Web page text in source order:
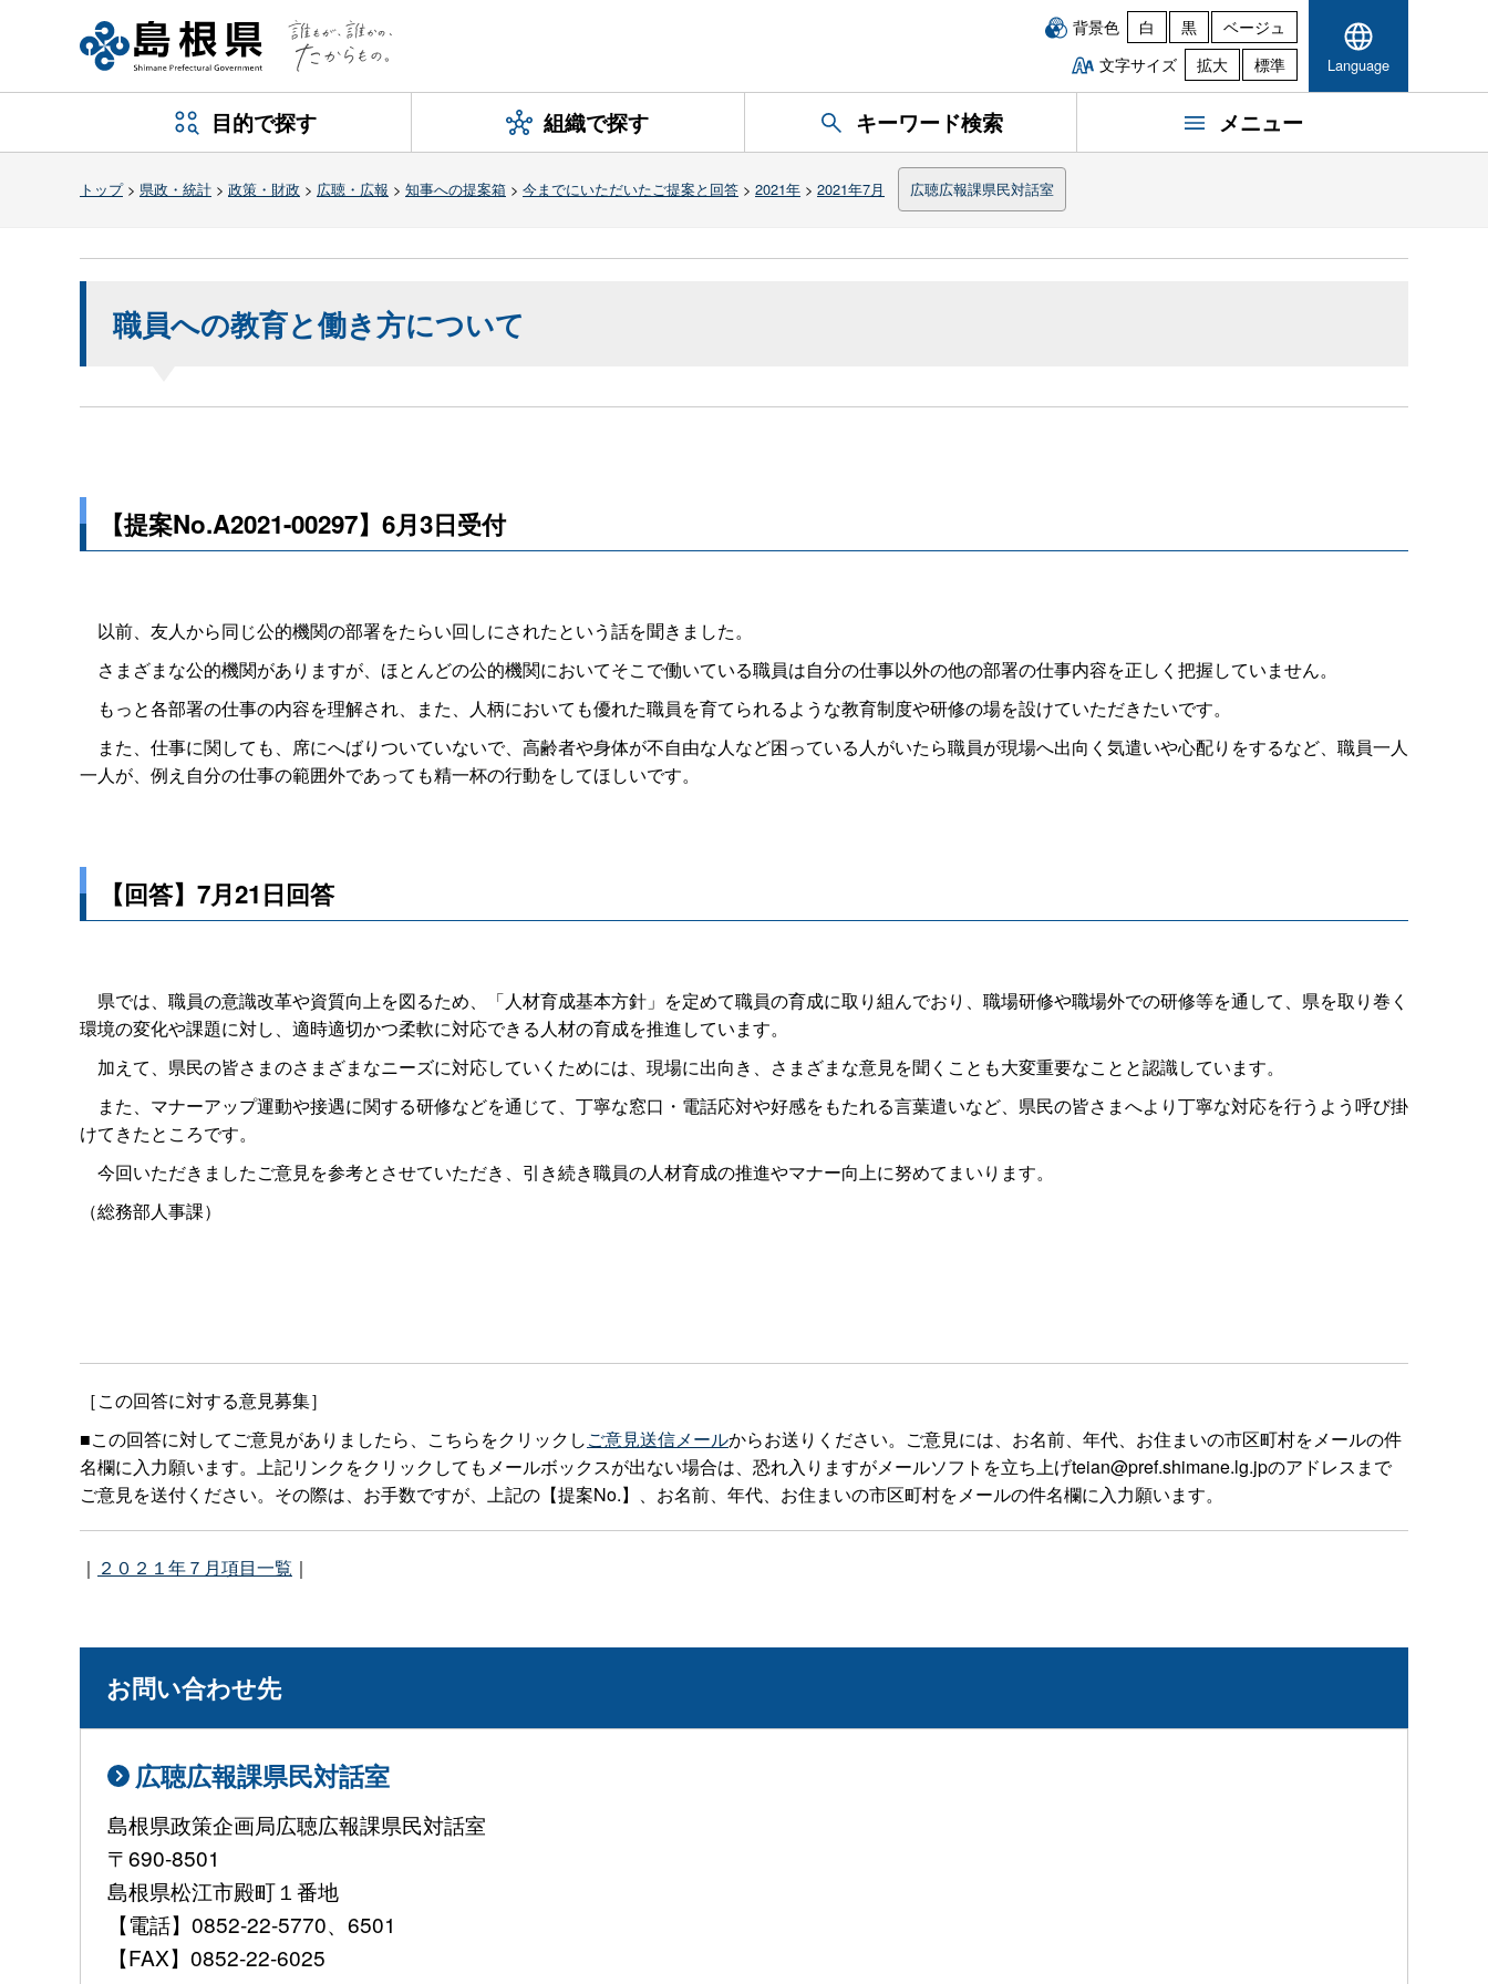
背景色 白 黒
ベージュ
文字サイズ
拡大 標準 Language
目的で探す 組織で探す キーワード検索 メニュー
トップ> 県政・統計 > 政策・財政 > 広聴・広報 > 知事への提案箱 > 今までにいただいたご提案と回答 > 2021年 > 2021年7月 広聴広報課県民対話室
職員への教育と働き方について
【提案No.A2021-00297】6月3日受付
以前、友人から同じ公的機関の部署をたらい回しにされたという話を聞きました。
さまざまな公的機関がありますが、ほとんどの公的機関においてそこで働いている職員は自分の仕事以外の他の部署の仕事内容を正しく把握していません。
もっと各部署の仕事の内容を理解され、また、人柄においても優れた職員を育てられるような教育制度や研修の場を設けていただきたいです。
また、仕事に関しても、席にへばりついていないで、高齢者や身体が不自由な人など困っている人がいたら職員が現場へ出向く気遣いや心配りをするなど、職員一人
一人が、例え自分の仕事の範囲外であっても精一杯の行動をしてほしいです。
【回答】7月21日回答
県では、職員の意識改革や資質向上を図るため、「人材育成基本方針」を定めて職員の育成に取り組んでおり、職場研修や職場外での研修等を通して、県を取り巻く
環境の変化や課題に対し、適時適切かつ柔軟に対応できる人材の育成を推進しています。
加えて、県民の皆さまのさまざまなニーズに対応していくためには、現場に出向き、さまざまな意見を聞くことも大変重要なことと認識しています。
また、マナーアップ運動や接遇に関する研修などを通じて、丁寧な窓口・電話応対や好感をもたれる言葉遣いなど、県民の皆さまへより丁寧な対応を行うよう呼び掛
けてきたところです。
今回いただきましたご意見を参考とさせていただき、引き続き職員の人材育成の推進やマナー向上に努めてまいります。
（総務部人事課）
［この回答に対する意見募集］
■この回答に対してご意見がありましたら、こちらをクリックしご意見送信メールからお送りください。ご意見には、お名前、年代、お住まいの市区町村をメールの件
名欄に入力願います。上記リンクをクリックしてもメールボックスが出ない場合は、恐れ入りますがメールソフトを立ち上げteian@pref.shimane.lg.jpのアドレスまで
ご意見を送付ください。その際は、お手数ですが、上記の【提案No.】、お名前、年代、お住まいの市区町村をメールの件名欄に入力願います。
｜ ２０２１年７月項目一覧 ｜
お問い合わせ先
広聴広報課県民対話室
島根県政策企画局広聴広報課県民対話室
〒690-8501
島根県松江市殿町１番地
【電話】0852-22-5770、6501
【FAX】0852-22-6025